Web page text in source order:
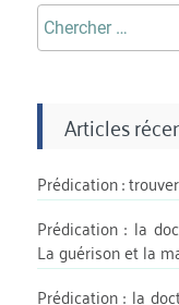
Chercher
aprè:
Articles
Prédication :
Prédication : la
La guérison et la
Prédication : la